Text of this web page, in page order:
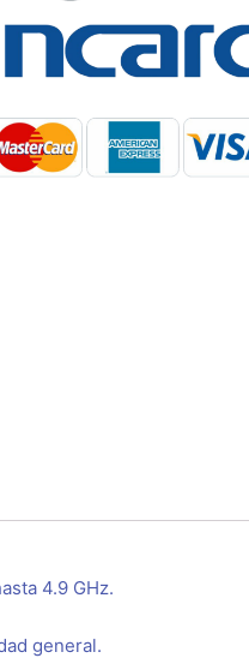
4.9 GHz.
general.